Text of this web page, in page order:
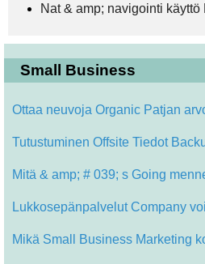
Nat & amp; navigointi
Small Business
Ottaa neuvoja Organic Patjan
Tutustuminen Offsite Tiedot
Mitä & amp; # 039; s Going
Lukkosepänpalvelut Company
Mikä Small Business Marketing